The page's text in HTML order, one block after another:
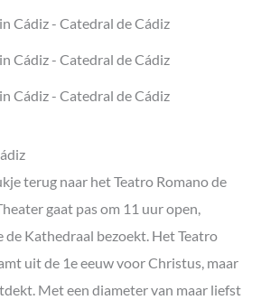
terug naar het Teatro Romano de
gaat pas om 11 uur open,
de Kathedraal bezoekt. Het Teatro
uit de 1e eeuw voor Christus, maar
Met een diameter van maar liefst